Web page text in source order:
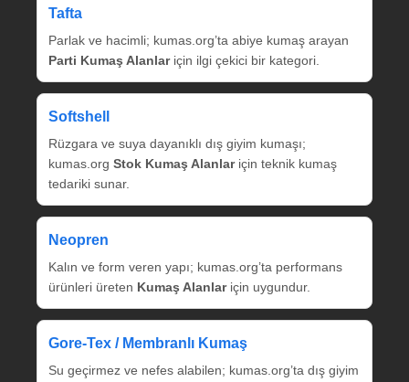
Tafta
Parlak ve hacimli; kumas.org’ta abiye kumaş arayan
Parti Kumaş Alanlariçin ilgi çekici bir kategori.
Softshell
Rüzgara ve suya dayanıklı dış giyim kumaşı;
kumas.org Stok Kumaş Alanlariçin teknik kumaş
tedariki sunar.
Neopren
Kalın ve form veren yapı; kumas.org’ta performans
ürünleri üreten Kumaş Alanlariçin uygundur.
Gore‑Tex / Membranlı Kumaş
Su geçirmez ve nefes alabilen; kumas.org’ta dış giyim